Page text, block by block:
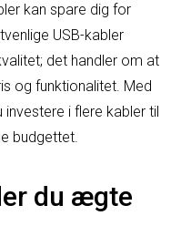
kan spare dig for
USB-kabler
det handler om at
og funktionalitet. Med
i flere kabler til
budgettet.
du ægte